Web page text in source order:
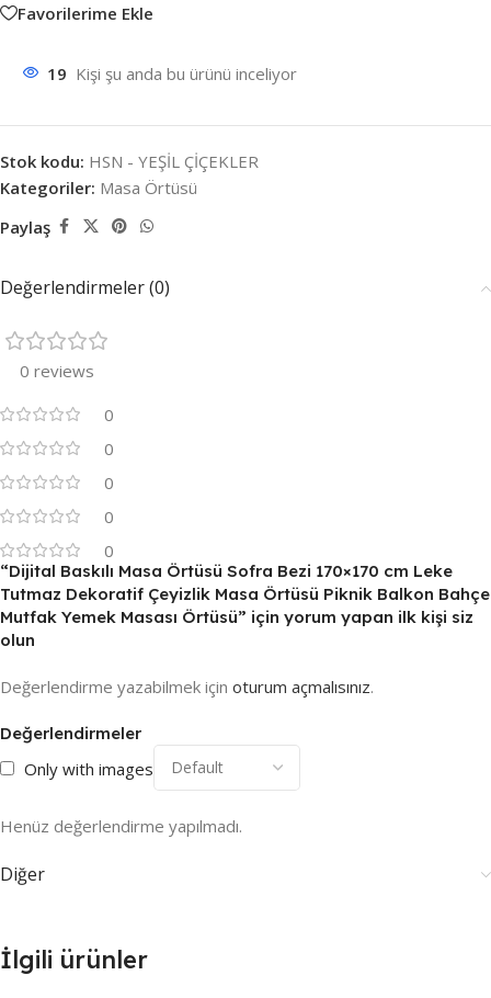
Favorilerime Ekle
19 Kişi şu anda bu ürünü inceliyor
Stok kodu: HSN - YEŞİL ÇİÇEKLER
Kategoriler: Masa Örtüsü
Paylaş
Değerlendirmeler (0)
0 reviews
0
0
0
0
0
Değerlendirmeler
Only with images
Henüz değerlendirme yapılmadı.
“Dijital Baskılı Masa Örtüsü Sofra Bezi 170×170 cm Leke
Tutmaz Dekoratif Çeyizlik Masa Örtüsü Piknik Balkon Bahçe
Mutfak Yemek Masası Örtüsü” için yorum yapan ilk kişi siz
olun
Değerlendirme yazabilmek için oturum açmalısınız.
Diğer
İlgili ürünler